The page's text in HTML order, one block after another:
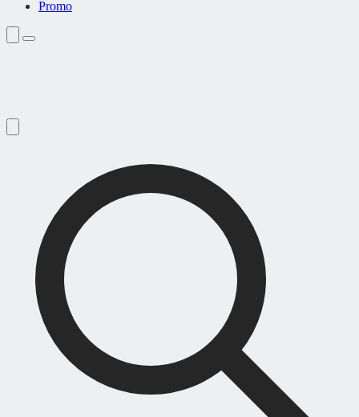
Promo